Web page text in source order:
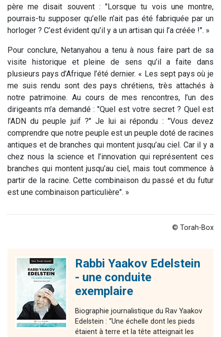
père me disait souvent : "Lorsque tu vois une montre,
pourrais-tu supposer qu’elle n’ait pas été fabriquée par un
horloger ? C’est évident qu’il y a un artisan qui l’a créée !". »
Pour conclure, Netanyahou a tenu à nous faire part de sa
visite historique et pleine de sens qu’il a faite dans
plusieurs pays d’Afrique l’été dernier. « Les sept pays où je
me suis rendu sont des pays chrétiens, très attachés à
notre patrimoine. Au cours de mes rencontres, l’un des
dirigeants m’a demandé : "Quel est votre secret ? Quel est
l’ADN du peuple juif ?" Je lui ai répondu : "Vous devez
comprendre que notre peuple est un peuple doté de racines
antiques et de branches qui montent jusqu’au ciel. Car il y a
chez nous la science et l’innovation qui représentent ces
branches qui montent jusqu’au ciel, mais tout commence à
partir de la racine. Cette combinaison du passé et du futur
est une combinaison particulière". »
© Torah-Box
Rabbi Yaakov Edelstein
- une conduite
exemplaire
Biographie journalistique du Rav Yaakov
Edelstein : “Une échelle dont les pieds
étaient à terre et la tête atteignait les